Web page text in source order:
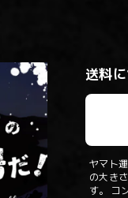
送料
ヤマト
の大き
す。 コ